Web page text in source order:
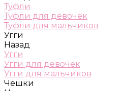
Туфли
Туфли для девочек
Туфли для мальчиков
Угги
Назад
Угги
Угги для девочек
Угги для мальчиков
Чешки